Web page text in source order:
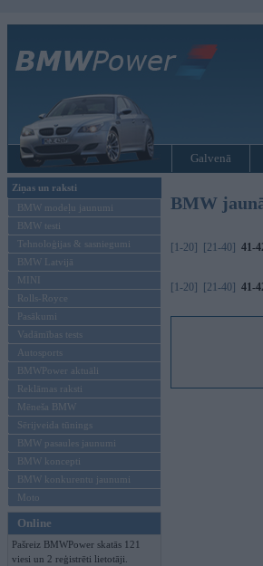
Galvenā
Ziņas un raksti
BMW modeļu jaunumi
BMW testi
Tehnoloģijas & sasniegumi
BMW Latvijā
MINI
Rolls-Royce
Pasākumi
Vadāmības tests
Autosports
BMWPower aktuāli
Reklāmas raksti
Mēneša BMW
Sērijveida tūnings
BMW pasaules jaunumi
BMW koncepti
BMW konkurentu jaunumi
Moto
Online
Pašreiz BMWPower skatās 121
viesi un 2 reģistrēti lietotāji.
BMW
[1-20] [21-40] 41-
[1-20] [21-40] 41-